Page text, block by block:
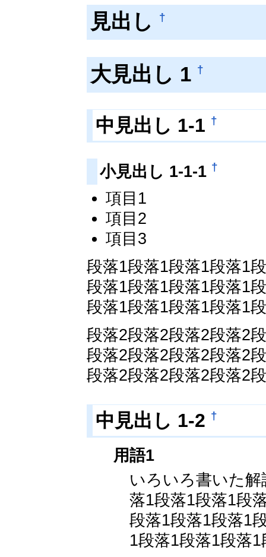
見出し †
大見出し 1 †
中見出し 1-1 †
小見出し 1-1-1 †
項目1
項目2
項目3
段落1段落1段落1段落1
段落1段落1段落1段落1
段落1段落1段落1段落1
段落2段落2段落2段落2
段落2段落2段落2段落2
段落2段落2段落2段落2
中見出し 1-2 †
用語1
いろいろ書いた解
落1段落1段落1段
段落1段落1段落1
1段落1段落1段落